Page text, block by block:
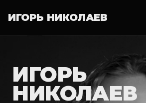
ИГОРЬ НИКОЛАЕВ
ИГОРЬ
НИКОЛАЕВ